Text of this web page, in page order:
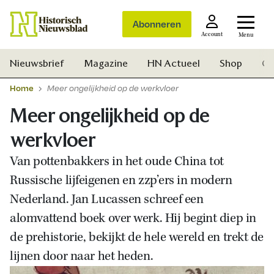
Abonneren
Account Menu
Zoek
Nieuwsbrief Magazine HN Actueel Shop
Home Meer ongelijkheid op de werkvloer
Meer ongelijkheid op de
werkvloer
Van pottenbakkers in het oude China tot
Russische lijfeigenen en zzp’ers in modern
Nederland. Jan Lucassen schreef een
alomvattend boek over werk. Hij begint diep in
de prehistorie, bekijkt de hele wereld en trekt de
lijnen door naar het heden.